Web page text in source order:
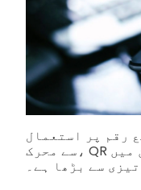
رقم پر استعمال
سے محرک، QR کوڈ کا استعمال ارجنٹائن میں
تیزی سے بڑھا ہے۔